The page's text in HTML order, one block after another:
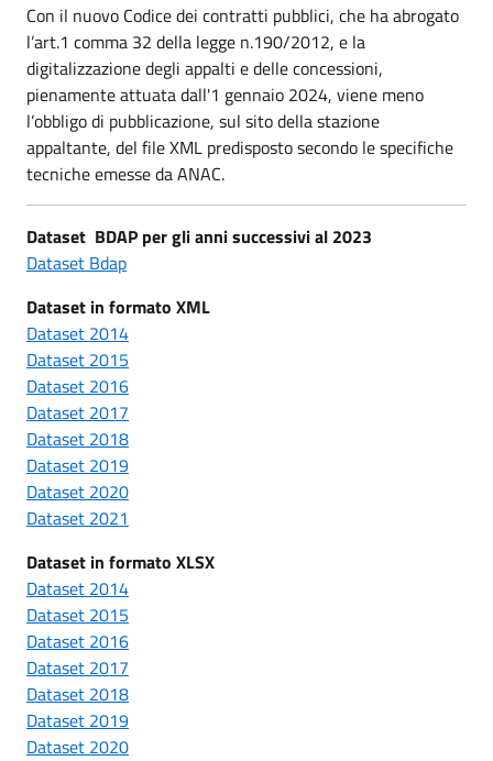
Con il nuovo Codice dei contratti pubblici, che ha abrogato
l’art.1 comma 32 della legge n.190/2012, e la
digitalizzazione degli appalti e delle concessioni,
pienamente attuata dall'1 gennaio 2024, viene meno
l’obbligo di pubblicazione, sul sito della stazione
appaltante, del file XML predisposto secondo le specifiche
tecniche emesse da ANAC.
Dataset BDAP per gli anni successivi al 2023
Dataset Bdap
Dataset in formato XML
Dataset 2014
Dataset 2015
Dataset 2016
Dataset 2017
Dataset 2018
Dataset 2019
Dataset 2020
Dataset 2021
Dataset in formato XLSX
Dataset 2014
Dataset 2015
Dataset 2016
Dataset 2017
Dataset 2018
Dataset 2019
Dataset 2020